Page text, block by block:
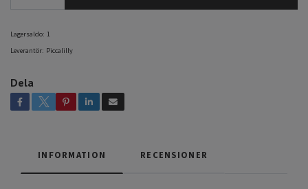
Lagersaldo: 1
Leverantör: Piccalilly
Dela
INFORMATION RECENSIONER